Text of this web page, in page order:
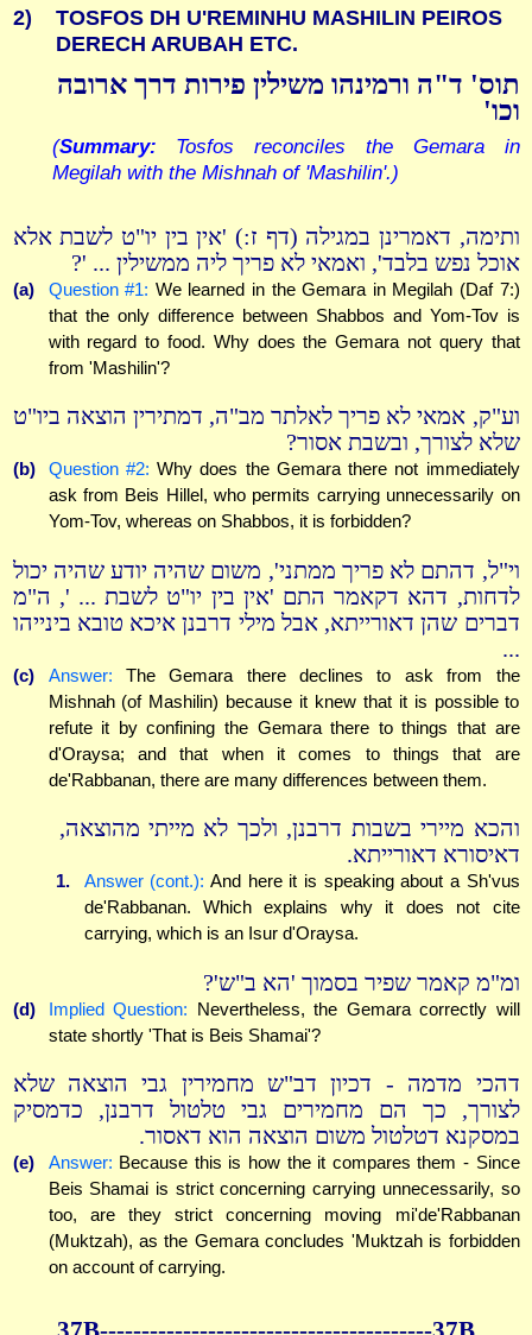
2)
TOSFOS DH U'REMINHU MASHILIN PEIROS
DERECH ARUBAH ETC.
תוס' ד"ה ורמינהו משילין פירות דרך ארובה
וכו'
(Summary: Tosfos reconciles the Gemara in
Megilah with the Mishnah of 'Mashilin'.)
ותימה, דאמרינן במגילה (דף ז:) 'אין בין יו"ט לשבת אלא
אוכל נפש בלבד', ואמאי לא פריך ליה ממשילין ... '?
(a) Question #1: We learned in the Gemara in Megilah (Daf 7:)
that the only difference between Shabbos and Yom-Tov is
with regard to food. Why does the Gemara not query that
from 'Mashilin'?
וע"ק, אמאי לא פריך לאלתר מב"ה, דמתירין הוצאה ביו"ט
שלא לצורך, ובשבת אסור?
(b) Question #2: Why does the Gemara there not immediately
ask from Beis Hillel, who permits carrying unnecessarily on
Yom-Tov, whereas on Shabbos, it is forbidden?
וי"ל, דהתם לא פריך ממתני', משום שהיה יודע שהיה יכול
לדחות, דהא דקאמר התם 'אין בין יו"ט לשבת ... ', ה"מ
דברים שהן דאורייתא, אבל מילי דרבנן איכא טובא בינייהו
...
(c) Answer: The Gemara there declines to ask from the
Mishnah (of Mashilin) because it knew that it is possible to
refute it by confining the Gemara there to things that are
d'Oraysa; and that when it comes to things that are
de'Rabbanan, there are many differences between them.
והכא מיירי בשבות דרבנן, ולכך לא מייתי מהוצאה,
דאיסורא דאורייתא.
1. Answer (cont.): And here it is speaking about a Sh'vus
de'Rabbanan. Which explains why it does not cite
carrying, which is an Isur d'Oraysa.
ומ"מ קאמר שפיר בסמוך 'הא ב"ש'?
(d) Implied Question: Nevertheless, the Gemara correctly will
state shortly 'That is Beis Shamai'?
דהכי מדמה - דכיון דב"ש מחמירין גבי הוצאה שלא
לצורך, כך הם מחמירים גבי טלטול דרבנן, כדמסיק
במסקנא דטלטול משום הוצאה הוא דאסור.
(e) Answer: Because this is how the it compares them - Since
Beis Shamai is strict concerning carrying unnecessarily, so
too, are they strict concerning moving mi'de'Rabbanan
(Muktzah), as the Gemara concludes 'Muktzah is forbidden
on account of carrying.